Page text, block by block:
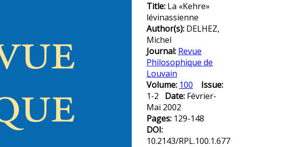
Title: La «Kehre»
lévinassienne
Author(s): DELHEZ,
Michel
Journal: Revue
Philosophique de
Louvain
Volume: 100
Issue:
1-2 Date: Février-
Mai 2002
Pages: 129-148
DOI:
10.2143/RPL.100.1.677